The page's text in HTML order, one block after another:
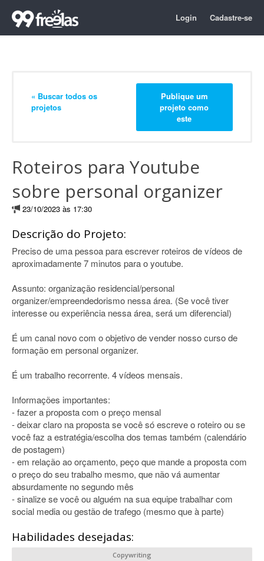
Login Cadastre-se
« Buscar todos os
projetos
Publique um
projeto como
este
Roteiros para Youtube
sobre personal organizer
23/10/2023 às 17:30
Descrição do Projeto:
Preciso de uma pessoa para escrever roteiros de vídeos de
aproximadamente 7 minutos para o youtube.
Assunto: organização residencial/personal
organizer/empreendedorismo nessa área. (Se você tiver
interesse ou experiência nessa área, será um diferencial)
É um canal novo com o objetivo de vender nosso curso de
formação em personal organizer.
É um trabalho recorrente. 4 vídeos mensais.
Informações importantes:
- fazer a proposta com o preço mensal
- deixar claro na proposta se você só escreve o roteiro ou se
você faz a estratégia/escolha dos temas também (calendário
de postagem)
- em relação ao orçamento, peço que mande a proposta com
o preço do seu trabalho mesmo, que não vá aumentar
absurdamente no segundo mês
- sinalize se você ou alguém na sua equipe trabalhar com
social media ou gestão de trafego (mesmo que à parte)
Habilidades desejadas:
Copywriting